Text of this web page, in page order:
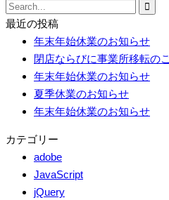
Search
for:
最近の投稿
年末年始休業のお知らせ
閉店ならびに事業所移転の
年末年始休業のお知らせ
夏季休業のお知らせ
年末年始休業のお知らせ
カテゴリー
adobe
JavaScript
jQuery